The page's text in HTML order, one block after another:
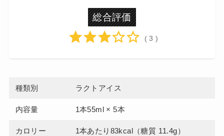
総合評価
( 3 )
種類別 ラクトアイス
内容量 1本55ml × 5本
カロリー 1本あたり83kcal（糖質 11.4g）